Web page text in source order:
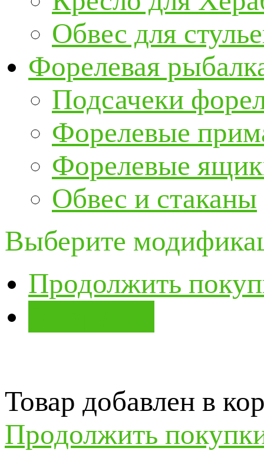
Обвес для
Форелевая
Подсачеки
Форелевые
Форелевые
Обвес и стаканы
Выберите
Продолжить
Товар добавлен в
Продолжить